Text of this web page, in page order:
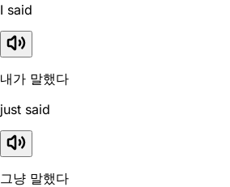
I said
내가 말했다
just said
그냥 말했다